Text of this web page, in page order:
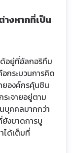
งหากที่เป็น
อยู่ที่อัลกอริทึม
กระบวนการคิด
องค์กรคุ้นชิน
ะจายอยู่ตาม
บุคคลมากกว่า
ยังขาดการบู
ได้เต็มที่